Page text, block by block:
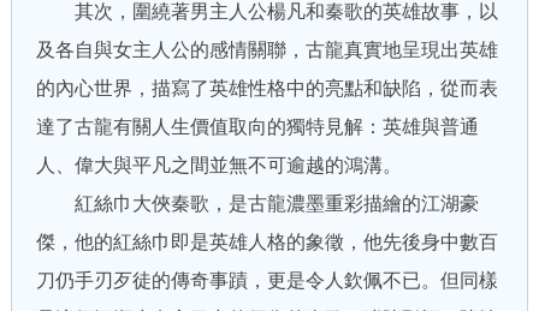
其次，圍繞著男主人公楊凡和秦歌的英雄故事，以
及各自與女主人公的感情關聯，古龍真實地呈現出英雄
的內心世界，描寫了英雄性格中的亮點和缺陷，從而表
達了古龍有關人生價值取向的獨特見解：英雄與普通
人、偉大與平凡之間並無不可逾越的鴻溝。
紅絲巾大俠秦歌，是古龍濃墨重彩描繪的江湖豪
傑，他的紅絲巾即是英雄人格的象徵，他先後身中數百
刀仍手刃歹徒的傳奇事蹟，更是令人欽佩不已。但同樣